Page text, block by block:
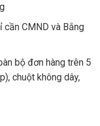
cần CMND và Bắng
bộ đơn hàng trên 5
chuột không dây,